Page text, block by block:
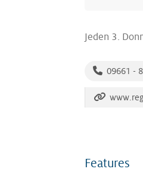
Jeden 3.
09661 -
Features